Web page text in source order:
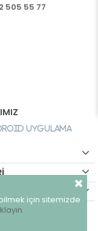
505 55 77
Uygulama
için sitemizde